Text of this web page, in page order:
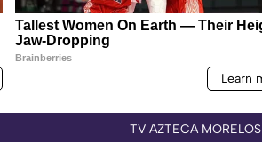
TV AZTECA MORELOS